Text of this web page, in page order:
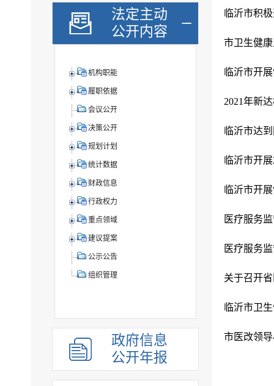
法定主动
公开内容
机构职能
履职依据
会议公开
决策公开
规划计划
统计数据
财政信息
行政权力
重点领域
建议提案
公示公告
组织管理
政府信息
公开年报
临沂市积
市卫生健
临沂市开
2021年新
临沂市达
临沂市开
临沂市开
医疗服务
医疗服务
关于召开
临沂市卫